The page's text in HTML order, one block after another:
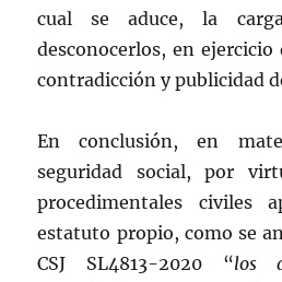
cual se aduce, la
desconocerlos, en
contradicción y publicidad
En conclusión, en
seguridad social, por
procedimentales civiles
estatuto propio, como se
CSJ SL4813-2020 “los